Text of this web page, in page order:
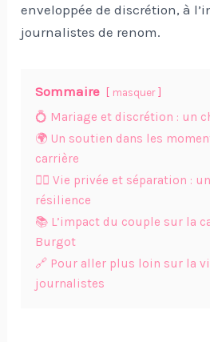
enveloppée de discrétion, à
journalistes de renom.
Sommaire masquer
💍 Mariage et discrétion : un
🌍 Un soutien dans les
carrière
🕵️‍♂️ Vie privée et séparation :
résilience
📚 L’impact du couple sur la
Burgot
🔗 Pour aller plus loin sur la
journalistes